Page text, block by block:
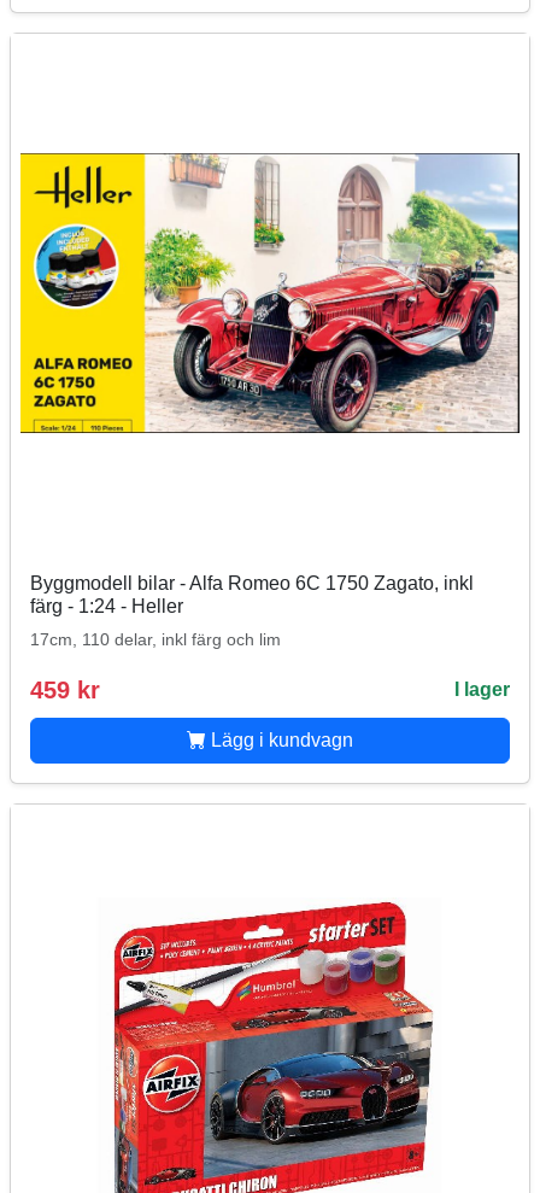
Byggmodell bilar - Alfa Romeo 6C 1750 Zagato, inkl
färg - 1:24 - Heller
17cm, 110 delar, inkl färg och lim
459 kr I lager
Lägg i kundvagn